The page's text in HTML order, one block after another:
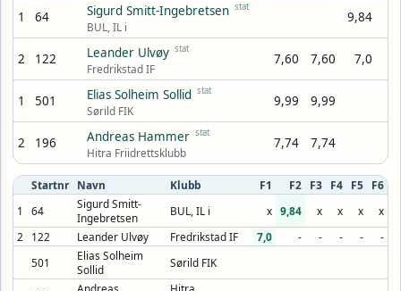
1 64 Sigurd Smitt-Ingebretsen stat
BUL, IL i
9,84
2 122 Leander Ulvøy stat
Fredrikstad IF
7,60 7,60 7,0
1 501 Elias Solheim Sollid stat
Sørild FIK
9,99 9,99
2 196 Andreas Hammer stat
Hitra Friidrettsklubb
7,74 7,74
Startnr Navn Klubb F1 F2 F3 F4 F5
F6
1
64
Sigurd Smitt-
Ingebretsen
BUL, IL i x 9,84 x x x
x
2
122 Leander Ulvøy Fredrikstad IF 7,0 - - - -
-
501
Elias Solheim
Sollid
Sørild FIK
Andreas
Hitra